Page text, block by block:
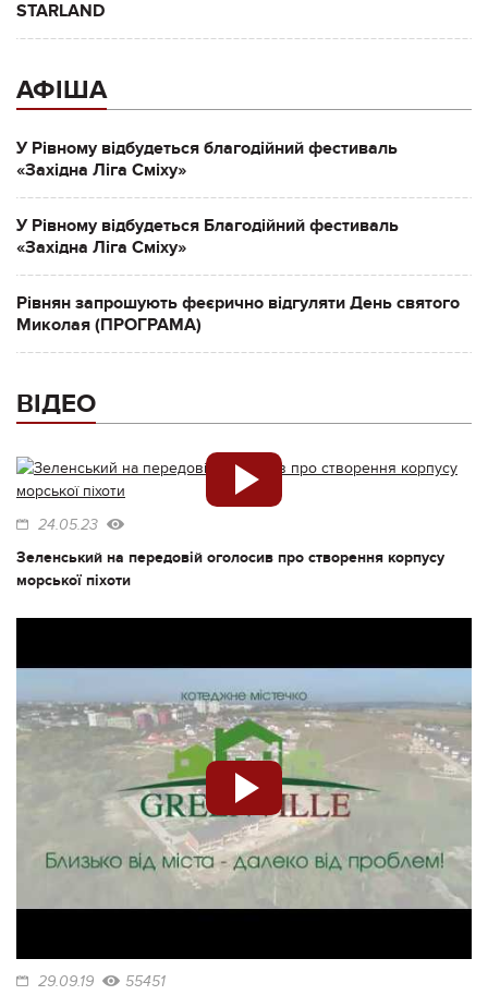
STARLAND
АФІША
У Рівному відбудеться благодійний фестиваль
«Західна Ліга Сміху»
У Рівному відбудеться Благодійний фестиваль
«Західна Ліга Сміху»
Рівнян запрошують феєрично відгуляти День святого
Миколая (ПРОГРАМА)
ВІДЕО
24.05.23
Зеленський на передовій оголосив про створення корпусу
морської піхоти
29.09.19 55451